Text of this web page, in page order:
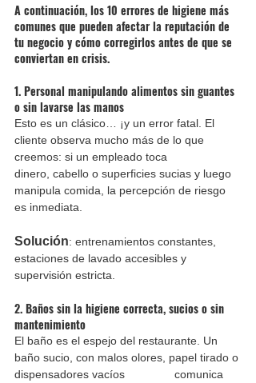
A continuación, los 10 errores de higiene más
comunes que pueden afectar la reputación de
tu negocio y cómo corregirlos antes de que se
conviertan en crisis.
1. Personal manipulando alimentos sin guantes
o sin lavarse las manos
Esto es un clásico… ¡y un error fatal. El
cliente observa mucho más de lo que
creemos: si un empleado toca
dinero, cabello o superficies sucias y luego
manipula comida, la percepción de riesgo
es inmediata.
Solución: entrenamientos constantes,
estaciones de lavado accesibles y
supervisión estricta.
2. Baños sin la higiene correcta, sucios o sin
mantenimiento
El baño es el espejo del restaurante. Un
baño sucio, con malos olores, papel tirado o
dispensadores vacíos 		comunica